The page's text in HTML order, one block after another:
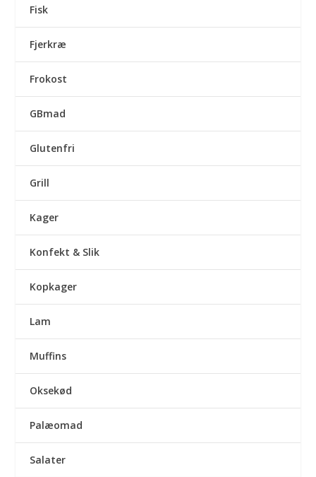
Fisk
Fjerkræ
Frokost
GBmad
Glutenfri
Grill
Kager
Konfekt & Slik
Kopkager
Lam
Muffins
Oksekød
Palæomad
Salater